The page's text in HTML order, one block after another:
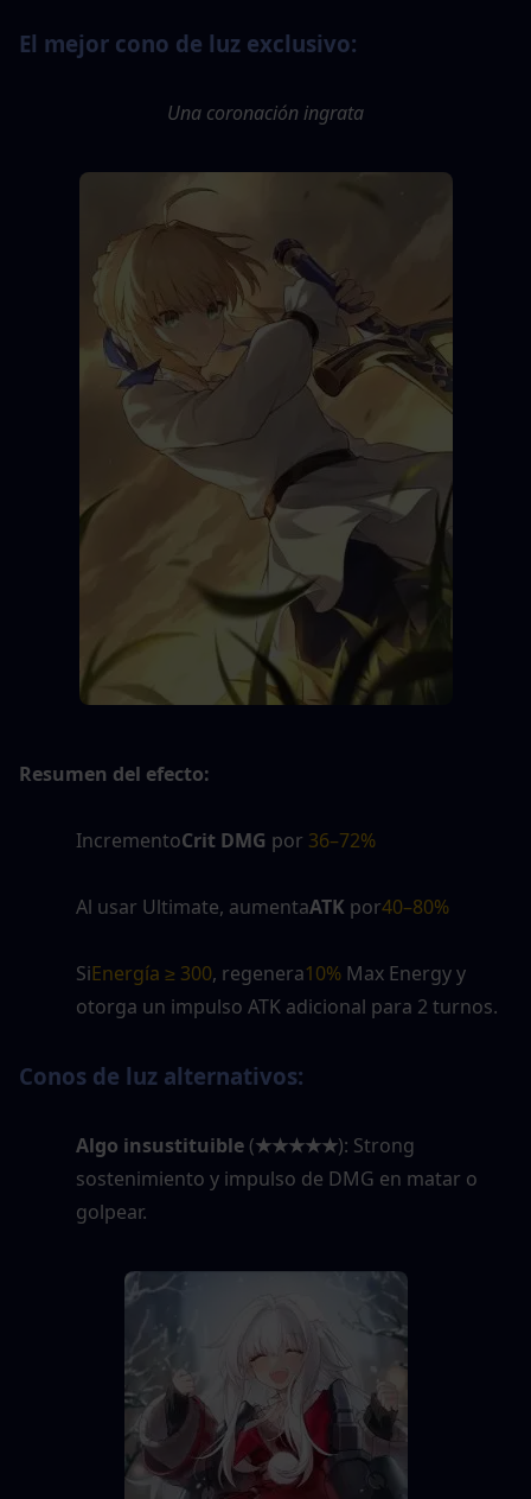
El mejor cono de luz exclusivo:
Una coronación ingrata
Resumen del efecto:
IncrementoCrit DMG por 36–72%
Al usar Ultimate, aumentaATK por40–80%
SiEnergía ≥ 300, regenera10% Max Energy y
otorga un impulso ATK adicional para 2 turnos.
Conos de luz alternativos:
Algo insustituible (★★★★★): Strong
sostenimiento y impulso de DMG en matar o
golpear.